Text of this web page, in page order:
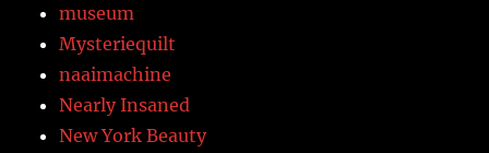
museum
Mysteriequilt
naaimachine
Nearly Insaned
New York Beauty